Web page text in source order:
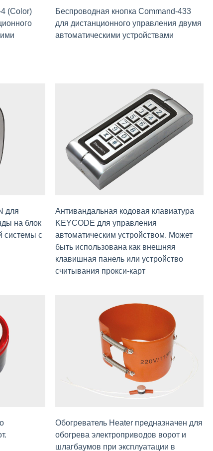
(Color)
Беспроводная кнопка Command-433
для дистанционного управления двумя
автоматическими устройствами
для
на блок
системы с
Антивандальная кодовая клавиатура
KEYCODE для управления
автоматическим устройством. Может
быть использована как внешняя
клавишная панель или устройство
считывания прокси-карт
Обогреватель Heater предназначен для
обогрева электроприводов ворот и
шлагбаумов при эксплуатации в